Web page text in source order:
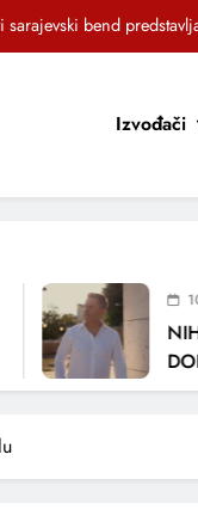
sarajevski bend
KROZ PJESMU
KROZ PJESMU
Izvođači
10